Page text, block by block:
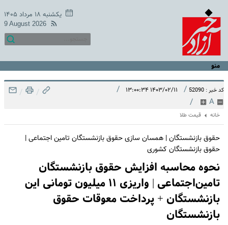
یکشنبه ۱۸ مرداد ۱۴۰۵
9 August 2026
منو
کد خبر : 52090 / ۱۴۰۳/۰۲/۱۱ ۱۳:۰۰:۳۴ /
A
/
/
/
خانه قیمت طلا
حقوق بازنشستگان | همسان سازی حقوق بازنشستگان تامین اجتماعی |
حقوق بازنشستگان کشوری
​نحوه محاسبه افزایش حقوق بازنشستگان
تامین‌اجتماعی | واریزی ۱۱ میلیون تومانی این
بازنشستگان + پرداخت معوقات حقوق
بازنشستگان